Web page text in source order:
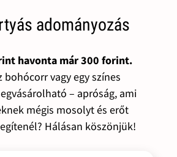
adományozás
havonta már 300 forint.
bohócorr vagy egy színes
– apróság, ami
mégis mosolyt és erőt
Hálásan köszönjük!